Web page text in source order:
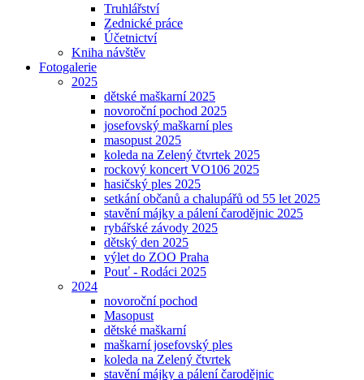
Truhlářství
Zednické práce
Účetnictví
Kniha návštěv
Fotogalerie
2025
dětské maškarní 2025
novoroční pochod 2025
josefovský maškarní ples
masopust 2025
koleda na Zelený čtvrtek 2025
rockový koncert VO106 2025
hasičský ples 2025
setkání občanů a chalupářů od 55 let 2025
stavění májky a pálení čarodějnic 2025
rybářské závody 2025
dětský den 2025
výlet do ZOO Praha
Pouť - Rodáci 2025
2024
novoroční pochod
Masopust
dětské maškarní
maškarní josefovský ples
koleda na Zelený čtvrtek
stavění májky a pálení čarodějnic